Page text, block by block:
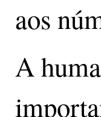
aos
A